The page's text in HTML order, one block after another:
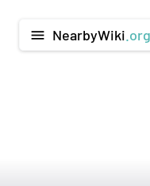
menu NearbyWiki .org